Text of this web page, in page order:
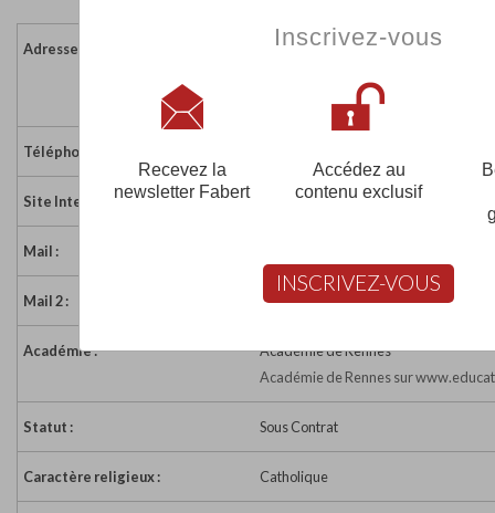
Adresse :
1 Place Ernest Laurent
Téléphone :
Site Internet : http://sacrecoeur.lannion.free.fr
Mail :
Mail 2 : brelevenez22.ecole@wanadoo.fr
Académie :
Académie de Rennes
Académie de Rennes sur
Statut : Sous Contrat
Caractère religieux : Catholique
Inscrivez-vous
Recevez la
newsletter Fabert
Accédez au
contenu exclusif
INSCRIVEZ-VOUS